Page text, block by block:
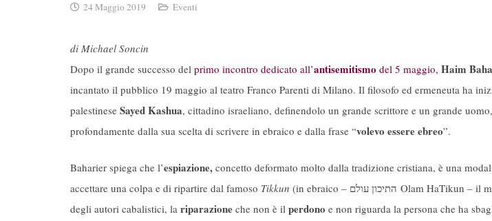
24 Maggio 2019 Eventi
di Michael Soncin
Dopo il grande successo del primo incontro dedicato all’antisemitismo del 5 maggio, Haim
incantato il pubblico 19 maggio al teatro Franco Parenti di Milano. Il filosofo ed ermeneuta ha i
palestinese Sayed Kashua, cittadino israeliano, definendolo un grande scrittore e un grande
profondamente dalla sua scelta di scrivere in ebraico e dalla frase “volevo essere ebreo”.
Baharier spiega che l’espiazione, concetto deformato molto dalla tradizione cristiana, è una
accettare una colpa e di ripartire dal famoso Tikkun (in ebraico – התיכון עולם
Olam HaTikun – il
degli autori cabalistici, la riparazione che non è il perdono e non riguarda la persona che ha